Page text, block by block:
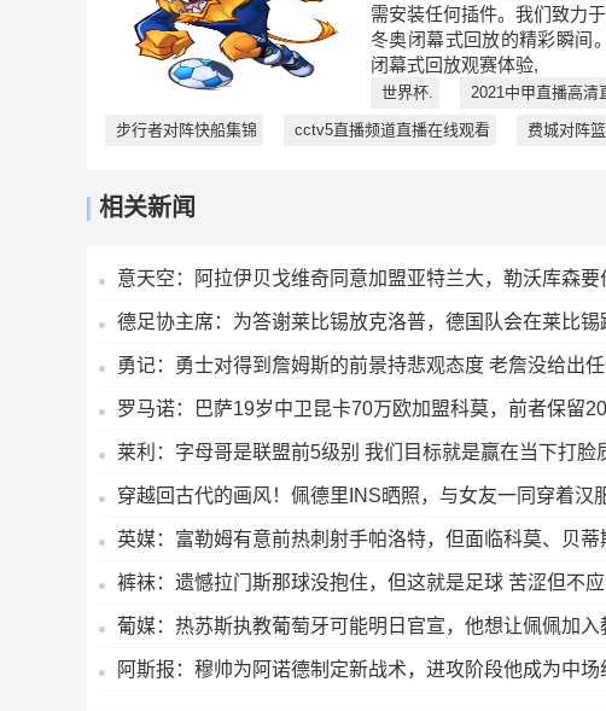
需安装任何插件。我们致力
冬奥闭幕式回放的精彩瞬间
闭幕式回放观赛体验,
世界杯. 2021中甲直播高清
步行者对阵快船集锦 cctv5直播频道直播在线观看 费城对阵
相关新闻
意天空：阿拉伊贝戈维奇同意加盟亚特兰大，勒沃库森
德足协主席：为答谢莱比锡放克洛普，德国队会在莱比锡
勇记：勇士对得到詹姆斯的前景持悲观态度 老詹没给出
罗马诺：巴萨19岁中卫昆卡70万欧加盟科莫，前者保留
莱利：字母哥是联盟前5级别 我们目标就是赢在当下打脸
穿越回古代的画风！佩德里INS晒照，与女友一同穿着汉
英媒：富勒姆有意前热刺射手帕洛特，但面临科莫、贝蒂
裤袜：遗憾拉门斯那球没抱住，但这就是足球 苦涩但不
葡媒：热苏斯执教葡萄牙可能明日官宣，他想让佩佩加入
阿斯报：穆帅为阿诺德制定新战术，进攻阶段他成为中场